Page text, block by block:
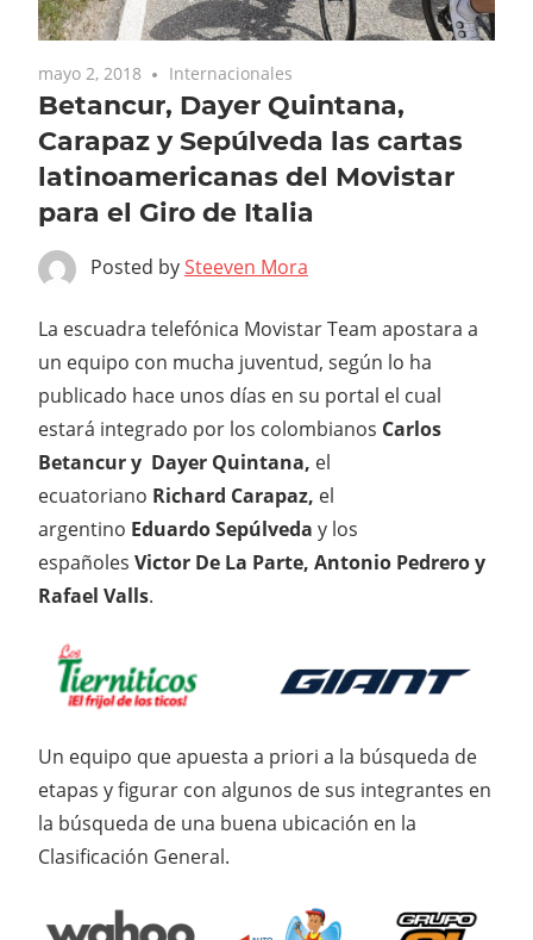
mayo 2, 2018 Internacionales
Betancur, Dayer Quintana,
Carapaz y Sepúlveda las cartas
latinoamericanas del Movistar
para el Giro de Italia
Posted bySteeven Mora
La escuadra telefónica Movistar Team apostara a
un equipo con mucha juventud, según lo ha
publicado hace unos días en su portal el cual
estará integrado por los colombianos Carlos
Betancur y Dayer Quintana, el
ecuatoriano Richard Carapaz, el
argentino Eduardo Sepúlveda y los
españoles Victor De La Parte, Antonio Pedrero y
Rafael Valls.
Un equipo que apuesta a priori a la búsqueda de
etapas y figurar con algunos de sus integrantes en
la búsqueda de una buena ubicación en la
Clasificación General.